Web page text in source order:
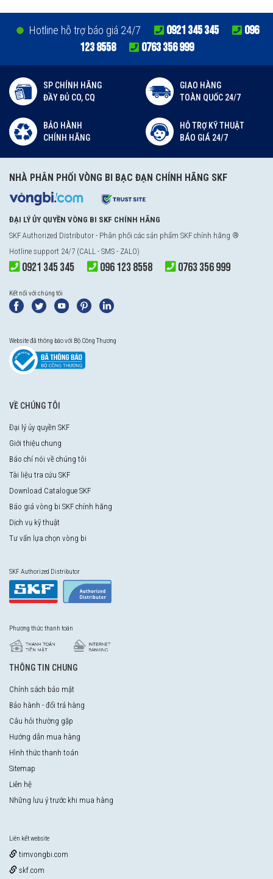
Hotline hỗ trợ báo giá 24/7 0921 345 345
096
123 8558
0763 356 999
SP CHÍNH HÃNG
ĐẦY ĐỦ CO, CQ
GIAO HÀNG
TOÀN QUỐC 24/7
BẢO HÀNH
CHÍNH HÃNG
HỖ TRỢ KỸ THUẬT
BÁO GIÁ 24/7
NHÀ PHÂN PHỐI VÒNG BI BẠC ĐẠN CHÍNH HÃNG SKF
ĐẠI LÝ ỦY QUYỀN VÒNG BI SKF CHÍNH HÃNG
SKF Authorized Distributor - Phân phối các sản phẩm SKF chính hãng ®
Hotline support 24/7 (CALL - SMS - ZALO)
0921 345 345 096 123 8558 0763 356 999
Kết nối với chúng tôi
Website đã thông báo với Bộ Công Thương
VỀ CHÚNG TÔI
Đại lý ủy quyền SKF
Giới thiệu chung
Báo chí nói về chúng tôi
Tài liệu tra cứu SKF
Download Catalogue SKF
Báo giá vòng bi SKF chính hãng
Dịch vụ kỹ thuật
Tư vấn lựa chọn vòng bi
SKF Authorized Distributor
Phương thức thanh toán
THÔNG TIN CHUNG
Chính sách bảo mật
Bảo hành - đổi trả hàng
Câu hỏi thường gặp
Hướng dẫn mua hàng
Hình thức thanh toán
Sitemap
Liên hệ
Những lưu ý trước khi mua hàng
Liên kết website
timvongbi.com
skf.com